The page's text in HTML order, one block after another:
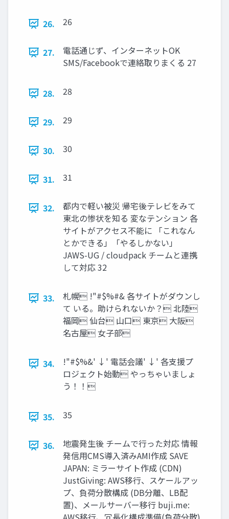
26. 26
27.
電話通じず、インターネットOK
SMS/Facebookで連絡取りまくる 27
28. 28
29. 29
30. 30
31. 31
32.
都内で軽い被災 帰宅後テレビをみて
東北の惨状を知る 変なテンション 各
サイトがアクセス不能に 「これなん
とかできる」「やるしかない」
JAWS-UG / cloudpack チームと連携
して対応 32
33.
札幌 !"#$%#& 各サイトがダウンし
て いる。助けられないか？ 北陸
福岡 仙台 山口 東京 大阪
名古屋 女子部
34.
!"#$%&' ↓' 電話会議' ↓' 各支援プ
ロジェクト始動 やっちゃいましょ
う！！
35. 35
36.
地震発生後 チームで行った対応 情報
発信用CMS導入済みAMI作成 SAVE
JAPAN: ミラーサイト作成 (CDN)
JustGiving: AWS移行、スケールアッ
プ、負荷分散構成 (DB分離、LB配
置)、メールサーバー移行 buji.me: